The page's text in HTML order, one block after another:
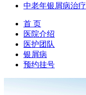
中老年银屑病治疗
首 页
医院介绍
医护团队
银屑病
预约挂号